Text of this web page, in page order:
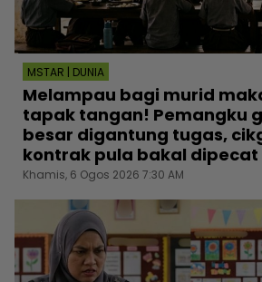
MSTAR | DUNIA
Melampau bagi murid
tapak tangan! Pemangku
besar digantung tugas,
kontrak pula bakal dipecat
Khamis, 6 Ogos 2026 7:30 AM